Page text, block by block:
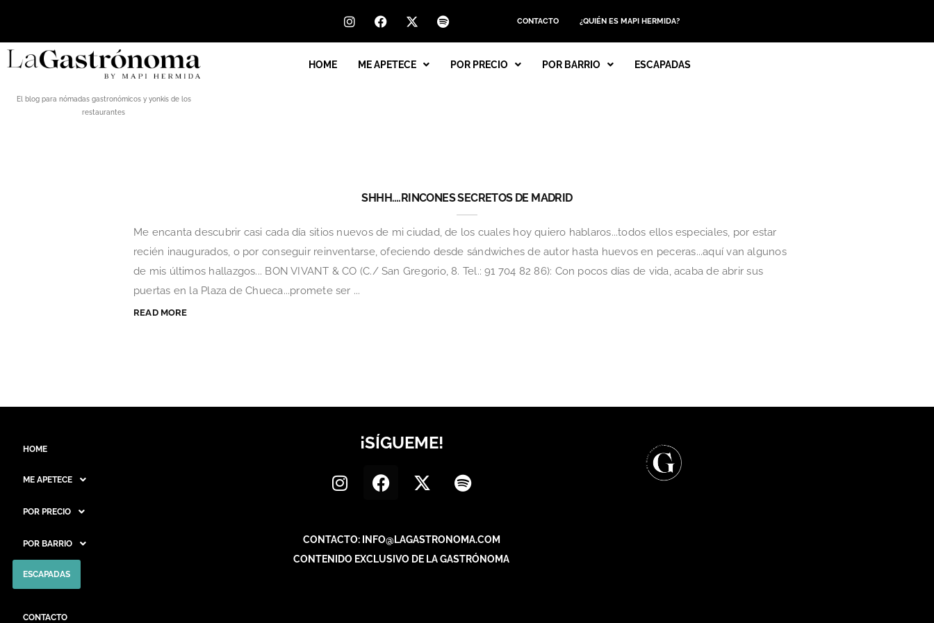
CONTACTO ¿QUIÉN ES MAPI HERMIDA?
El blog para nómadas gastronómicos y yonkis de los
restaurantes
HOME ME APETECE POR PRECIO POR BARRIO ESCAPADAS
SHHH….RINCONES SECRETOS DE MADRID
Me encanta descubrir casi cada día sitios nuevos de mi ciudad, de los cuales hoy quiero hablaros...todos ellos especiales, por estar
recién inaugurados, o por conseguir reinventarse, ofeciendo desde sándwiches de autor hasta huevos en peceras...aquí van algunos
de mis últimos hallazgos... BON VIVANT & CO (C./ San Gregorio, 8. Tel.: 91 704 82 86): Con pocos días de vida, acaba de abrir sus
puertas en la Plaza de Chueca...promete ser ...
READ MORE
HOME
ME APETECE
POR PRECIO
POR BARRIO
ESCAPADAS
CONTACTO
¡SÍGUEME!
CONTACTO: INFO@LAGASTRONOMA.COM
CONTENIDO EXCLUSIVO DE LA GASTRÓNOMA